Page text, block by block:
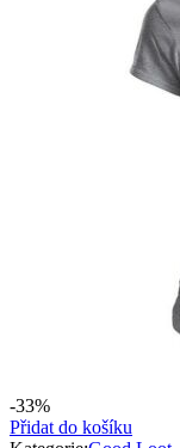
-33%
Přidat do košíku